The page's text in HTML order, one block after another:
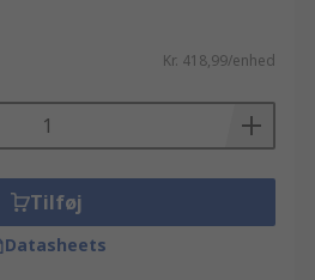
Kr. 418,99/enhed
Tilføj
Datasheets